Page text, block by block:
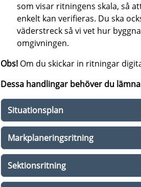
som visar ritningens skala, så
enkelt kan verifieras. Du ska
väderstreck så vi vet hur
omgivningen.
Obs! Om du skickar in ritningar
Dessa handlingar behöver du
Situationsplan
Markplaneringsritning
Sektionsritning